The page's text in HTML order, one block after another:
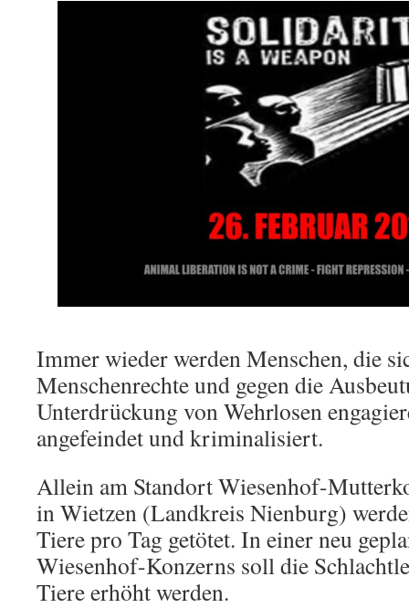
Immerwiederwerden Menschen, die
Menschenrechte und gegendie
Unterdrückung von Wehrlosen
angefeindet und kriminalisiert.
Allein am Standort Wiesenhof-
in Wietzen (Landkreis Nienburg)
Tiere pro Tag getötet. In einer neu
Wiesenhof-Konzerns soll die
Tiere erhöht werden.